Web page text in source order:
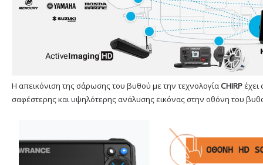
Η απεικόνιση της σάρωσης του βυθού με την τεχνολογίαCHIRP
σαφέστερης και υψηλότερης ανάλυσης εικόνας στην οθόνη του